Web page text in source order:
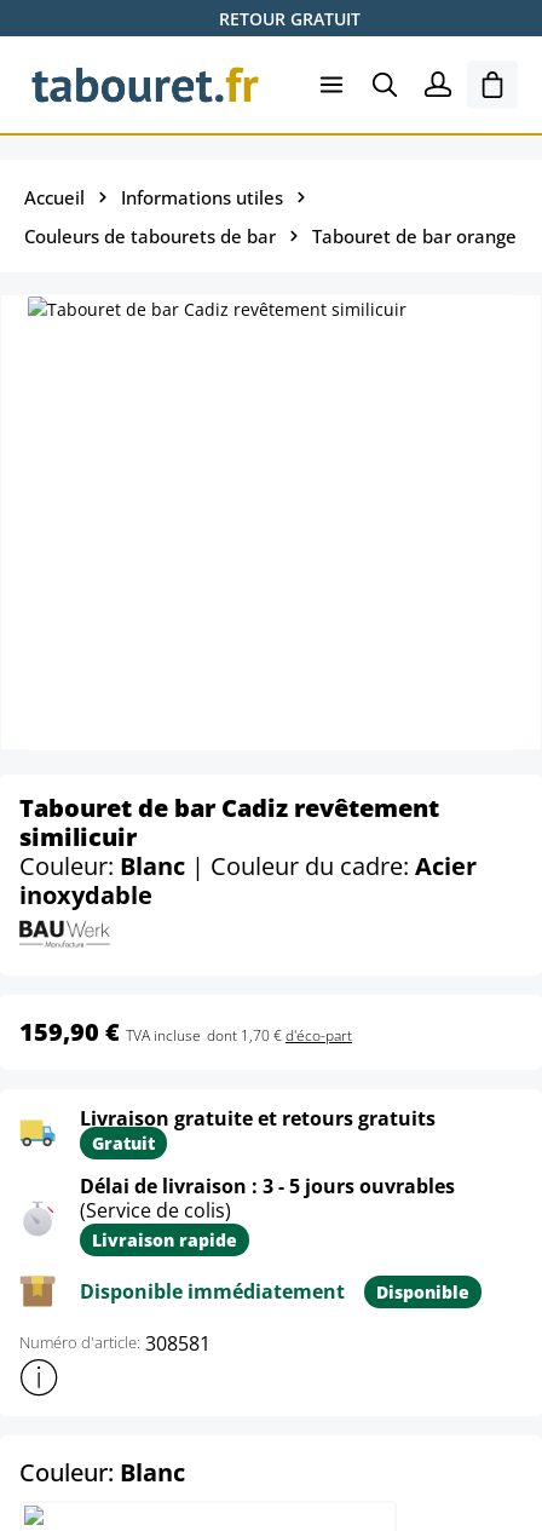
Passer au contenu principalRETOUR GRATUIT
Le
Accueil
Informations utiles
Couleurs de tabourets de bar
Tabouret de bar orange
Tabouret de bar Cadiz revêtement
similicuir
Couleur: Blanc | Couleur du cadre: Acier
inoxydable
159,90 € TVA incluse dont 1,70 €d'éco-part
Livraison gratuite et retours gratuits
Gratuit
Délai de livraison : 3 - 5 jours ouvrables
(Service de colis)
Livraison rapide
Disponible immédiatement Disponible
Numéro d'article: 308581
Afficher plus d'informations sur le produit
Couleur: Blancselect